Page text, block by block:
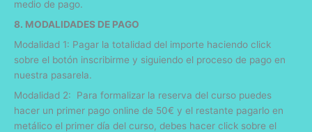
medio de pago.
8. MODALIDADES DE PAGO
Modalidad 1: Pagar la totalidad del importe haciendo click
sobre el botón inscribirme y siguiendo el proceso de pago en
nuestra pasarela.
Modalidad 2: Para formalizar la reserva del curso puedes
hacer un primer pago online de 50€ y el restante pagarlo en
metálico el primer día del curso, debes hacer click sobre el